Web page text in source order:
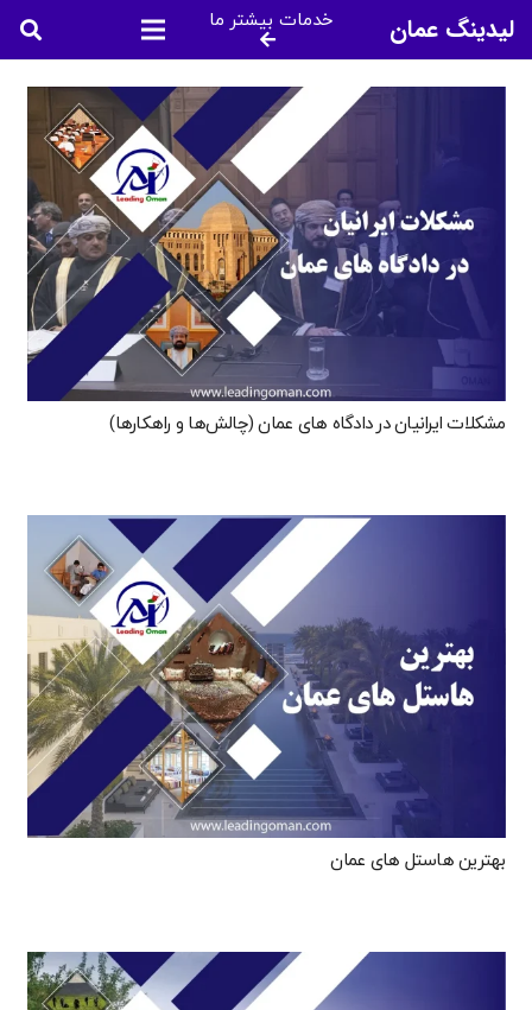
لیدینگ عمان خدمات بیشتر ما
مشکلات ایرانیان در دادگاه ‌های عمان (چالش‌ها و راهکارها)
بهترین هاستل‌ های عمان